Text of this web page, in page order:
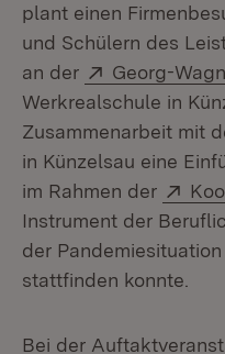
plant einen
und Schülern des
an der
Extern:
Georg-
Werkrealschule in
Zusammenarbeit mit
in Künzelsau eine
im Rahmen der
Instrument der
der
stattfinden konnte.
Bei der